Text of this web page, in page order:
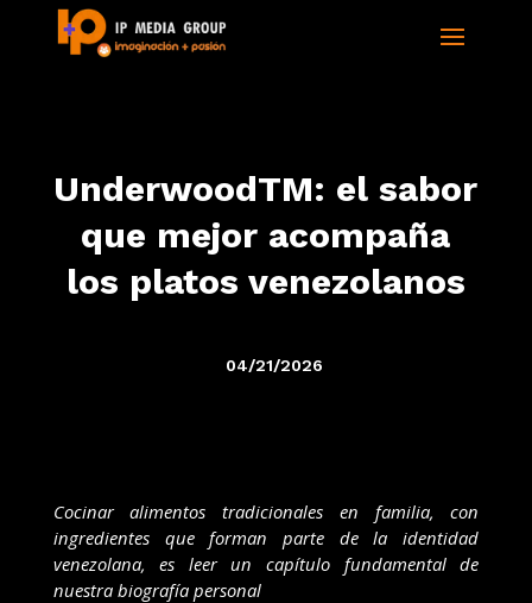
UnderwoodTM: el sabor
que mejor acompaña
los platos venezolanos
04/21/2026
Cocinar alimentos tradicionales en familia, con
ingredientes que forman parte de la identidad
venezolana, es leer un capítulo fundamental de
nuestra biografía personal